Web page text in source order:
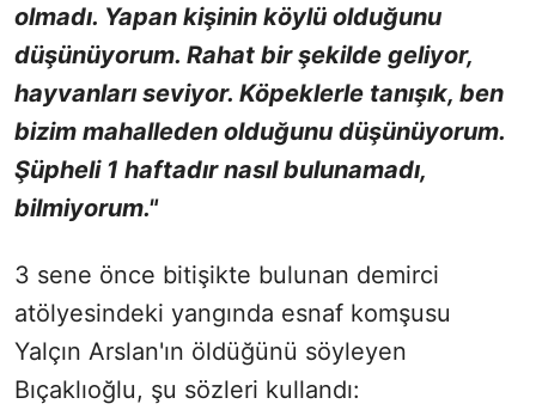
olmadı. Yapan kişinin köylü olduğunu
düşünüyorum. Rahat bir şekilde geliyor,
hayvanları seviyor. Köpeklerle tanışık, ben
bizim mahalleden olduğunu düşünüyorum.
Şüpheli 1 haftadır nasıl bulunamadı,
bilmiyorum."
3 sene önce bitişikte bulunan demirci
atölyesindeki yangında esnaf komşusu
Yalçın Arslan'ın öldüğünü söyleyen
Bıçaklıoğlu, şu sözleri kullandı: